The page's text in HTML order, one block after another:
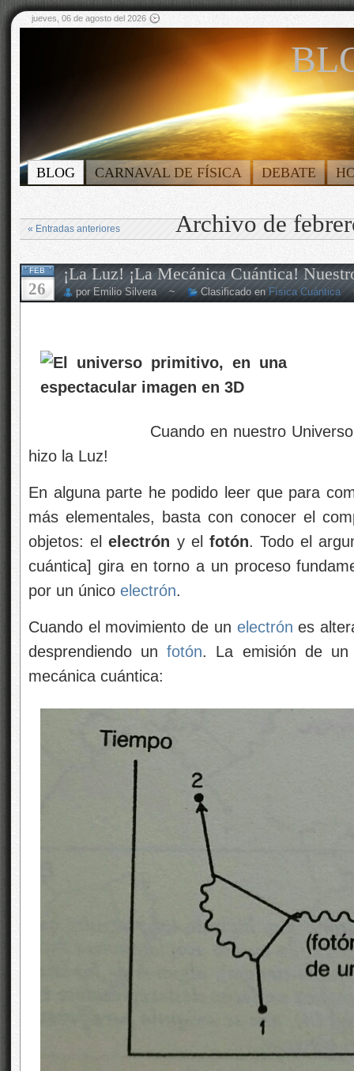
jueves, 06 de agosto del 2026
BLOG CARNAVAL DE FÍSICA DEBATE
Archivo de
« Entradas anteriores
FEB
26
¡La Luz! ¡La Mecánica Cuántica!
por Emilio Silvera ~ Clasificado en Física Cuántica
Cuando en nuestro Universo
hizo la Luz!
En alguna parte he podido leer que para
más elementales, basta con conocer el
objetos: elelectrón y el fotón. Todo el
cuántica] gira en torno a un proceso
por un único electrón.
Cuando el movimiento de un electrón es
desprendiendo unfotón. La emisión de
mecánica cuántica: